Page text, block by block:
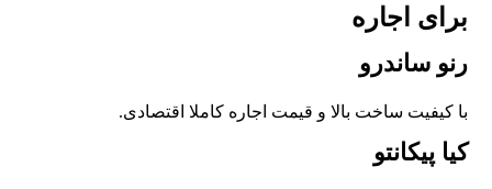
برای اجاره
رنو ساندرو
با کیفیت ساخت بالا و قیمت اجاره کاملا اقتصادی.
کیا پیکانتو